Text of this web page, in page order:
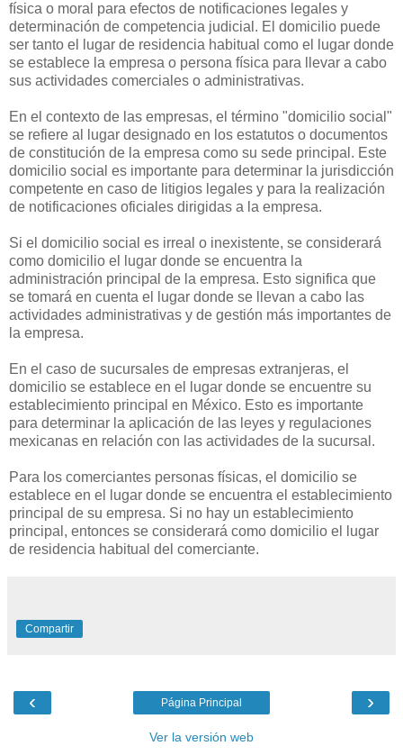
física o moral para efectos de notificaciones legales y
determinación de competencia judicial. El domicilio puede
ser tanto el lugar de residencia habitual como el lugar donde
se establece la empresa o persona física para llevar a cabo
sus actividades comerciales o administrativas.
En el contexto de las empresas, el término "domicilio social"
se refiere al lugar designado en los estatutos o documentos
de constitución de la empresa como su sede principal. Este
domicilio social es importante para determinar la jurisdicción
competente en caso de litigios legales y para la realización
de notificaciones oficiales dirigidas a la empresa.
Si el domicilio social es irreal o inexistente, se considerará
como domicilio el lugar donde se encuentra la
administración principal de la empresa. Esto significa que
se tomará en cuenta el lugar donde se llevan a cabo las
actividades administrativas y de gestión más importantes de
la empresa.
En el caso de sucursales de empresas extranjeras, el
domicilio se establece en el lugar donde se encuentre su
establecimiento principal en México. Esto es importante
para determinar la aplicación de las leyes y regulaciones
mexicanas en relación con las actividades de la sucursal.
Para los comerciantes personas físicas, el domicilio se
establece en el lugar donde se encuentra el establecimiento
principal de su empresa. Si no hay un establecimiento
principal, entonces se considerará como domicilio el lugar
de residencia habitual del comerciante.
Compartir
‹ ›
Página Principal
Ver la versión web